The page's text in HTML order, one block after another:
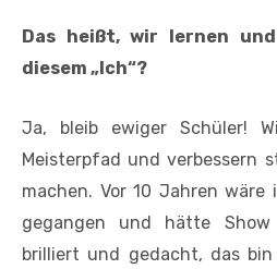
Das heißt, wir lernen
diesem „Ich“?
Ja, bleib ewiger Schüler!
Meisterpfad und verbessern
machen. Vor 10 Jahren
gegangen und hätte Show
brilliert und gedacht, das